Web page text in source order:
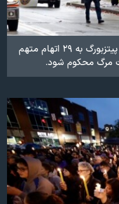
مهاجم به کنیسه یهودیان در پیتزبورگ به ۲۹ اتهام متهم
مرگ محکوم شود.